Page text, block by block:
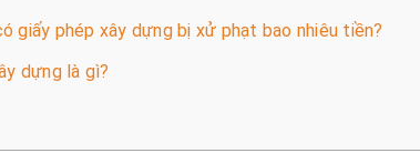
giấy phép xây dựng bị xử phạt bao nhiêu tiền?
dựng là gì?